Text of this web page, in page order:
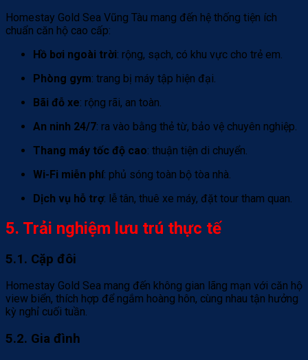
Homestay Gold Sea Vũng Tàu mang đến hệ thống tiện ích
chuẩn căn hộ cao cấp:
Hồ bơi ngoài trời: rộng, sạch, có khu vực cho trẻ em.
Phòng gym: trang bị máy tập hiện đại.
Bãi đỗ xe: rộng rãi, an toàn.
An ninh 24/7: ra vào bằng thẻ từ, bảo vệ chuyên nghiệp.
Thang máy tốc độ cao: thuận tiện di chuyển.
Wi-Fi miễn phí: phủ sóng toàn bộ tòa nhà.
Dịch vụ hỗ trợ: lễ tân, thuê xe máy, đặt tour tham quan.
5. Trải nghiệm lưu trú thực tế
5.1. Cặp đôi
Homestay Gold Sea mang đến không gian lãng mạn với căn hộ
view biển, thích hợp để ngắm hoàng hôn, cùng nhau tận hưởng
kỳ nghỉ cuối tuần.
5.2. Gia đình